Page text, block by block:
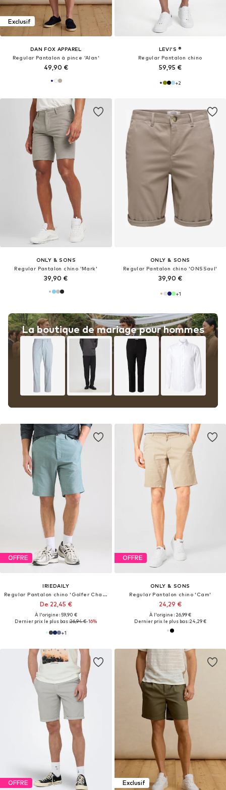
Exclusif
DAN FOX APPAREL
Regular Pantalon à pince 'Alan'
49,90 €
LEVI'S ®
Regular Pantalon chino
59,95 €
+2
ONLY & SONS
Regular Pantalon chino 'Mark'
39,90 €
La boutique de mariage pour hommes
ONLY & SONS
Regular Pantalon chino 'ONSSaul'
39,90 €
+1
OFFRE
IRIEDAILY
Regular Pantalon chino 'Golfer Chambray'
De 22,45 €
À l'origine : 59,90 €
Dernier prix le plus bas :26,94 €-16%
+1
OFFRE
ONLY & SONS
Regular Pantalon chino 'Cam'
24,29 €
À l'origine : 26,99 €
Dernier prix le plus bas :24,29 €
OFFRE Exclusif